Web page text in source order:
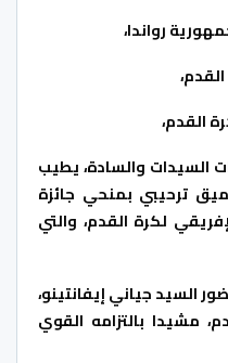
رواندا،
القدم،
السيدات والسادة، يطيب
ترحيبي بمنحي جائزة
الاتحاد الإفريقي لكرة القدم، والتي
السيد جياني إيفانتينو،
مشيدا بالتزامه القوي